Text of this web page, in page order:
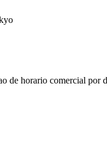
de horario comercial por